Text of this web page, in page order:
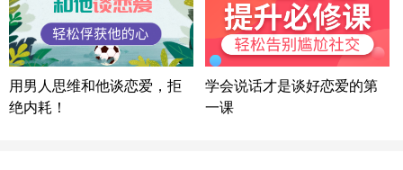
微信用户 困困魚? 通过此页面咨询，已获得专属情感
方案
陕西-西安 139****6283
3分钟前
情感方案
浙江-宁波 150****8921
用男人思维和他谈恋爱，拒
绝内耗！
学会说话才是谈好恋爱的第
一课